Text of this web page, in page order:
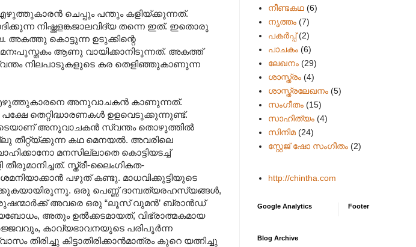
ചെപ്പും പന്തും കളിയ്ക്കുന്നത്.
നിഷ്ക്കളങ്കജാലവിദ്യ തന്നെ ഇത്. ഇതൊരു
അകത്തു കൊട്ടുന്ന ഉടുക്കിന്റെ
മനഃപുസ്തകം ആണു വായിക്കാനിടുന്നത്. അകത്ത്
നിലപാടുകളുടെ കര തെളിഞ്ഞുകാണുന്ന
എഴുത്തുകാരനെ അനുവാചകൻ കാണുന്നത്.
തെറ്റിദ്ധാരണകൾ ഉളവെടുക്കുന്നുണ്ട്.
അനുവാചകൻ സ്വന്തം തൊഴുത്തിൽ
തീറ്റ്യ്ക്കുന്ന കഥ മെനയൽ. അവരിലെ
മനസില്ലാതെ കൊട്ടിയടച്ച്
സ്ത്രീ-ലൈംഗികത-
പഴുത് കണ്ടു. മാധവിക്കുട്ടിയുടെ
ഒരു പെണ്ണ് ദാമ്പത്യരഹസ്യങ്ങൾ,
അവരെ ഒരു “ലൂസ് വുമൻ’ ബ്രാൻഡ്
അതും ഉൽക്കടമായത്, വിഭ്രാത്മകമായ
കാവ്യഭാവനയുടെ പരിപൂർന്ന
തിരിച്ചു കിട്ടാതിരിക്കാൻമാത്രം കുറെ യത്നിച്ചു
നീണ്ടകഥ (6)
നൃത്തം (7)
പകര്‍പ്പ് (2)
പാചകം (6)
ലേഖനം (29)
ശാസ്ത്രം (4)
ശാസ്ത്രലേഖനം (5)
സംഗീതം (15)
സാഹിത്യം (4)
സിനിമ (24)
സ്റ്റേജ് ഷോ സംഗീതം (2)
http://chintha.com
Google Analytics Footer
Blog Archive